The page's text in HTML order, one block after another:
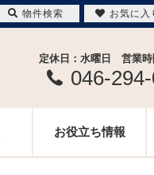
定休日：水曜日 営業
046-
お役立ち情報
物件検索 お気に入